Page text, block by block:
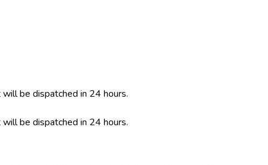
be dispatched in 24 hours.
be dispatched in 24 hours.